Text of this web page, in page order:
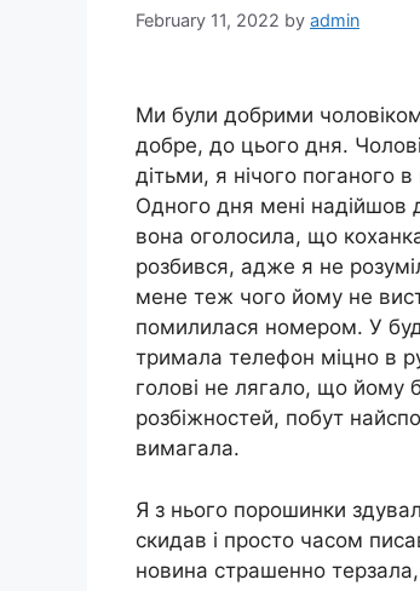
February 11, 2022 by admin
Ми були добрими
добре, до цього дня.
дітьми, я нічого
Одного дня мені надійшов
вона оголосила, що
розбився, адже я не
мене теж чого йому не
помилилася номером. У
тримала телефон міцно в
голові не лягало, що йому
розбіжностей, побут
вимагала.
Я з нього порошинки
скидав і просто часом
новина страшенно